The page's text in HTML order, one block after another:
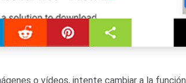
o vídeos, intente cambiar a la función